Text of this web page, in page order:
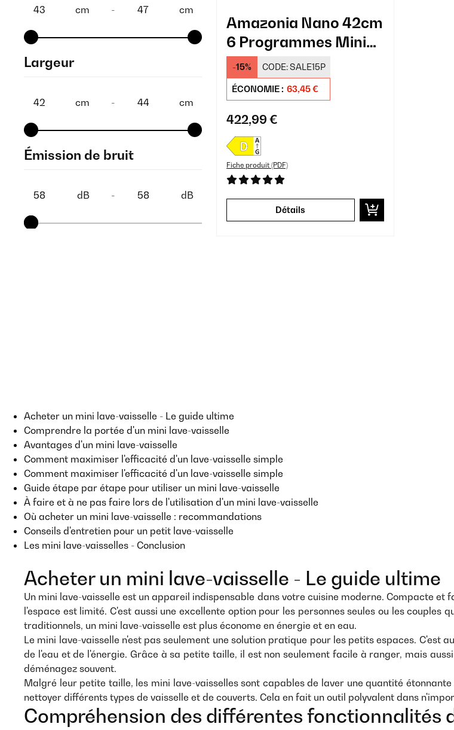
cm - cm
Largeur
cm - cm
Émission de bruit
dB - dB
Amazonia Nano 42cm
6 Programmes Mini
Lave-vaisselle Noir
-15% CODE:SALE15P
ÉCONOMIE : 63,45 €
422,99 €
Fiche produit (PDF)
Détails
Acheter un mini lave-vaisselle - Le guide ultime
Comprendre la portée d'un mini lave-vaisselle
Avantages d'un mini lave-vaisselle
Comment maximiser l'efficacité d'un lave-vaisselle simple
Comment maximiser l'efficacité d'un lave-vaisselle simple
Guide étape par étape pour utiliser un mini lave-vaisselle
À faire et à ne pas faire lors de l'utilisation d'un mini lave-vaisselle
Où acheter un mini lave-vaisselle : recommandations
Conseils d'entretien pour un petit lave-vaisselle
Les mini lave-vaisselles - Conclusion
Acheter un mini lave-vaisselle - Le guide ultime
Un mini lave-vaisselle est un appareil indispensable dans votre cuisine moderne. Compacte
l'espace est limité. C'est aussi une excellente option pour les personnes seules ou les
traditionnels, un mini lave-vaisselle est plus économe en énergie et en eau.
Le mini lave-vaisselle n'est pas seulement une solution pratique pour les petits espaces. C'est
de l'eau et de l'énergie. Grâce à sa petite taille, il est non seulement facile à ranger, mais
déménagez souvent.
Malgré leur petite taille, les mini lave-vaisselles sont capables de laver une quantité
nettoyer différents types de vaisselle et de couverts. Cela en fait un outil polyvalent dans
Compréhension des différentes fonctionnalités